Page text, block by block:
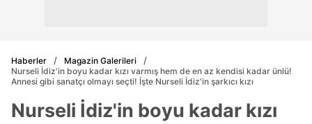
Haberler
Magazin Galerileri
Nurseli İdiz'in boyu kadar kızı varmış hem de en az kendisi kadar ünlü!
Annesi gibi sanatçı olmayı seçti! İşte Nurseli İdiz'in şarkıcı kızı
Nurseli İdiz'in boyu kadar kızı